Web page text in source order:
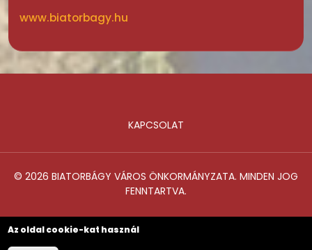
www.biatorbagy.hu
KAPCSOLAT
© 2026 BIATORBÁGY VÁROS ÖNKORMÁNYZATA. MINDEN JOG
FENNTARTVA.
Az oldal cookie-kat használ